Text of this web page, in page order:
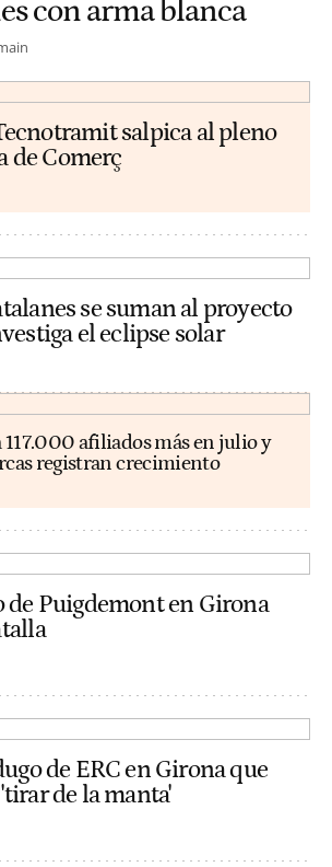
con arma blanca
salpica al pleno
de Comerç
se suman al proyecto
el eclipse solar
117.000 afiliados más en julio y
registran crecimiento
de Puigdemont en Girona
de ERC en Girona que
de la manta'